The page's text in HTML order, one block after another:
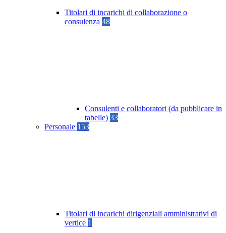
Titolari di incarichi di collaborazione o
consulenza 48
Consulenti e collaboratori (da pubblicare in
tabelle) 33
Personale 153
Titolari di incarichi dirigenziali amministrativi di
vertice 1